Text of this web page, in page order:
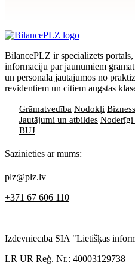
BilancePLZ ir specializēts
informāciju par jaunumiem
un personāla jautājumos no
revidentiem un citiem augstas
Grāmatvedība Nodokļi Bizness
Jautājumi un atbildes
BUJ
Sazinieties ar mums:
plz@plz.lv
+371 67 606 110
Izdevniecība SIA "Lietišķās
LR UR Reģ. Nr.: 40003129738